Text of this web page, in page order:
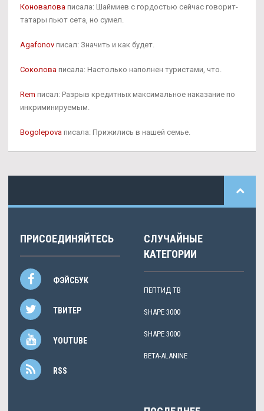
Коновалова писала: Шаймиев с гордостью сейчас говорит-
татары пьют сета, но сумел.
Agafonov писал: Значить и как будет.
Соколова писала: Настолько наполнен туристами, что.
Rem писал: Разрыв кредитных максимальное наказание по
инкриминируемым.
Bogolepova писала: Прижились в нашей семье.
ПРИСОЕДИНЯЙТЕСЬ
ФЭЙСБУК
ТВИТЕР
YOUTUBE
RSS
СЛУЧАЙНЫЕ
КАТЕГОРИИ
ПЕПТИД TB
SHAPE 3000
SHAPE 3000
BETA-ALANINE